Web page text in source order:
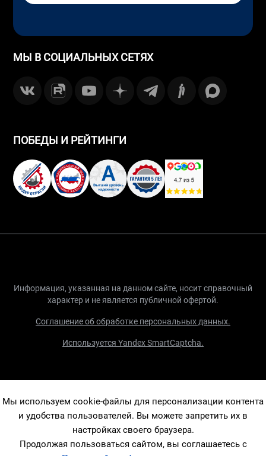
МЫ В СОЦИАЛЬНЫХ СЕТЯХ
ПОБЕДЫ И РЕЙТИНГИ
Информация, указанная на данном сайте, носит справочный
характер и не является публичной офертой.
Соглашение об обработке персональных данных.
Используется Yandex SmartCaptcha.
Мы используем cookie-файлы для персонализации контента
и удобства пользователей. Вы можете запретить их в
настройках своего браузера.
Продолжая пользоваться сайтом, вы соглашаетесь с